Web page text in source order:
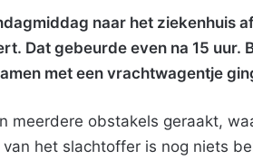
naar het ziekenhuis
Dat gebeurde even na 15 uur.
met een vrachtwagentje
meerdere obstakels geraakt,
het slachtoffer is nog niets